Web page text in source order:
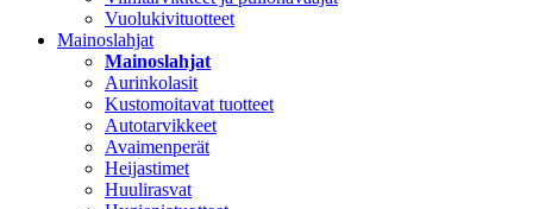
Vuolukivituotteet
Mainoslahjat
Mainoslahjat
Aurinkolasit
Kustomoitavat tuotteet
Autotarvikkeet
Avaimenperät
Heijastimet
Huulirasvat